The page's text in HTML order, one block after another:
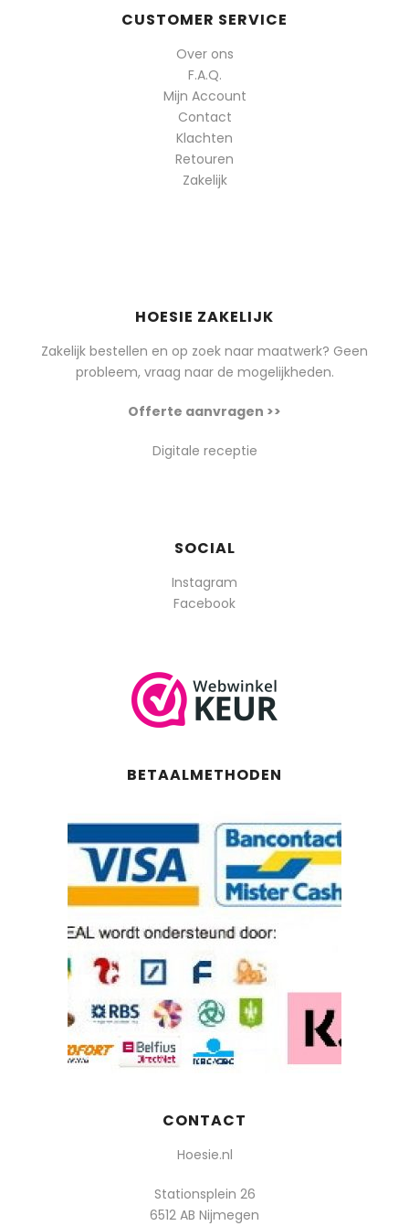
CUSTOMER SERVICE
Over ons
F.A.Q.
Mijn Account
Contact
Klachten
Retouren
Zakelijk
HOESIE ZAKELIJK
Zakelijk bestellen en op zoek naar maatwerk? Geen
probleem, vraag naar de mogelijkheden.
Offerte aanvragen >>
Digitale receptie
SOCIAL
Instagram
Facebook
BETAALMETHODEN
CONTACT
Hoesie.nl
Stationsplein 26
6512 AB Nijmegen